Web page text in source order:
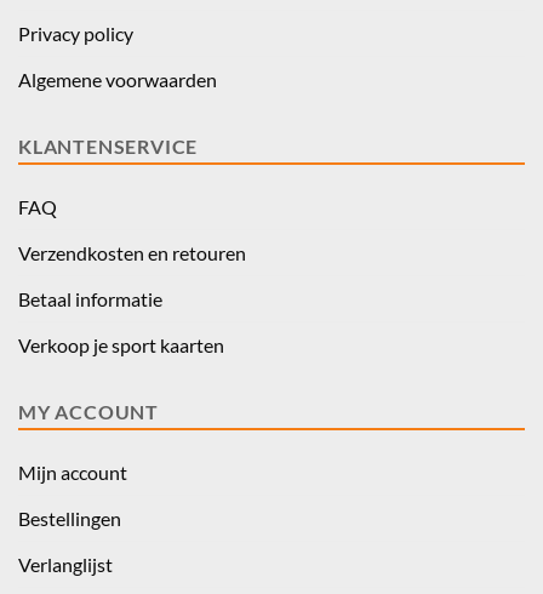
Privacy policy
Algemene voorwaarden
KLANTENSERVICE
FAQ
Verzendkosten en retouren
Betaal informatie
Verkoop je sport kaarten
MY ACCOUNT
Mijn account
Bestellingen
Verlanglijst